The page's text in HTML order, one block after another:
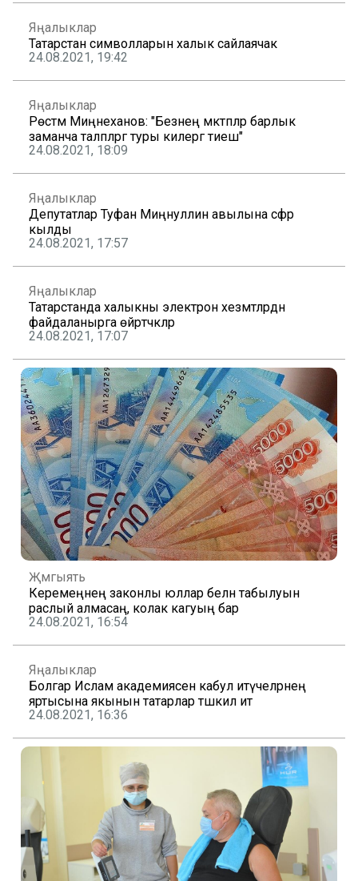
Яңалыклар
Татарстан символларын халык сайлаячак
24.08.2021, 19:42
Яңалыклар
Рөстәм Миңнеханов: "Безнең мәктәпләр барлык
заманча таләпләргә туры килергә тиеш"
24.08.2021, 18:09
Яңалыклар
Депутатлар Туфан Миңнуллин авылына сәфәр
кылды
24.08.2021, 17:57
Яңалыклар
Татарстанда халыкны электрон хезмәтләрдән
файдаланырга өйрәтәчәкләр
24.08.2021, 17:07
Җәмгыять
Керемеңнең законлы юллар белән табылуын
раслый алмасаң, колак кагуың бар
24.08.2021, 16:54
Яңалыклар
Болгар Ислам академиясенә кабул итүчеләрнең
яртысына якынын татарлар тәшкил итә
24.08.2021, 16:36